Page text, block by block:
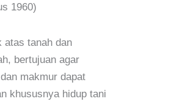
1960)
atas tanah dan
bertujuan agar
makmur dapat
khususnya hidup tani